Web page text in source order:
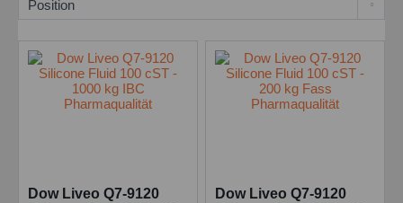
Dow Liveo Q7-9120
Dow Liveo Q7-9120